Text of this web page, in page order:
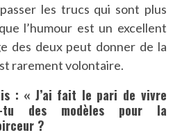
les trucs qui sont plus
l’humour est un excellent
des deux peut donner de la
rarement volontaire.
: « J’ai fait le pari de vivre
tu des modèles pour la
?